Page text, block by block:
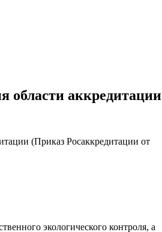
области аккредитации
(Приказ Росаккредитации от
экологического контроля, а